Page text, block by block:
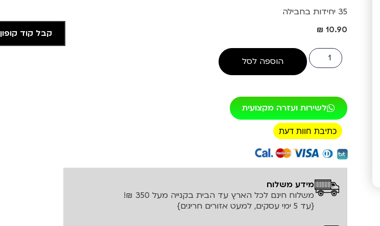
35 יחידות בחבילה
₪ 10.90
הוספה לסל
לשירות ועזרה מקצועית
כתיבת חוות דעת
רכישה מאובטחת!
מידע משלוח
משלוח חינם לכל הארץ עד הבית בקנייה מעל 350 ₪!
{עד 5 ימי עסקים, למעט אזורים חריגים}
קבל קוד